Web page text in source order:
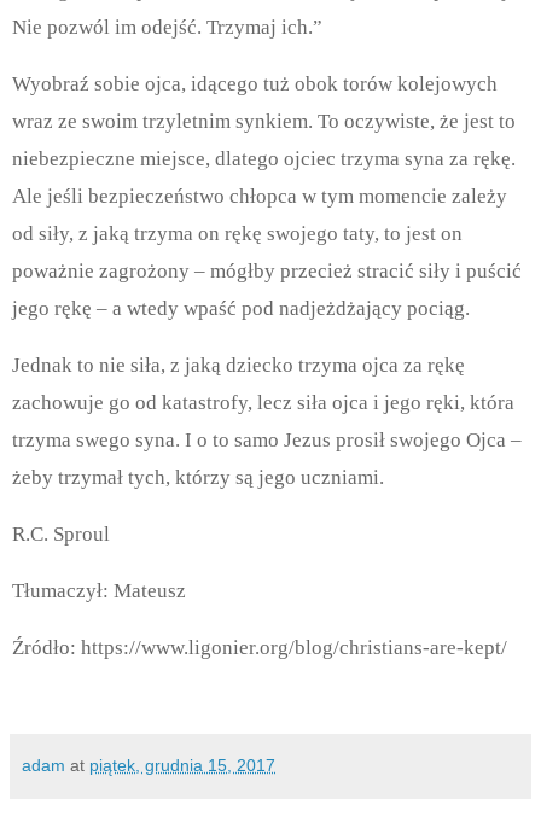
Nie pozwól im odejść. Trzymaj ich.”
Wyobraź sobie ojca, idącego tuż obok torów kolejowych
wraz ze swoim trzyletnim synkiem. To oczywiste, że jest to
niebezpieczne miejsce, dlatego ojciec trzyma syna za rękę.
Ale jeśli bezpieczeństwo chłopca w tym momencie zależy
od siły, z jaką trzyma on rękę swojego taty, to jest on
poważnie zagrożony – mógłby przecież stracić siły i puścić
jego rękę – a wtedy wpaść pod nadjeżdżający pociąg.
Jednak to nie siła, z jaką dziecko trzyma ojca za rękę
zachowuje go od katastrofy, lecz siła ojca i jego ręki, która
trzyma swego syna. I o to samo Jezus prosił swojego Ojca –
żeby trzymał tych, którzy są jego uczniami.
R.C. Sproul
Tłumaczył: Mateusz
Źródło: https://www.ligonier.org/blog/christians-are-kept/
adam at piątek, grudnia 15, 2017